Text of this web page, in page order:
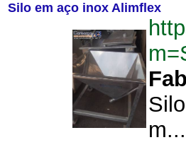
Silo em aço inox Alimflex